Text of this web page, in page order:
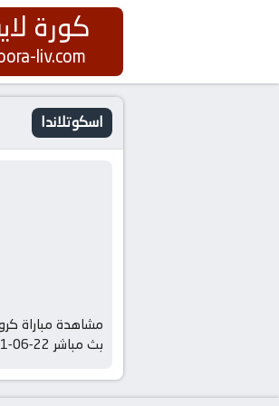
كورة
liv.com
اسكوتلاندا
مشاهدة مباراة
بث مباشر 22-06-2021 يورو 2020